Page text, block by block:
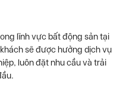
lĩnh vực bất động sản tại
sẽ được hưởng dịch vụ
luôn đặt nhu cầu và trải